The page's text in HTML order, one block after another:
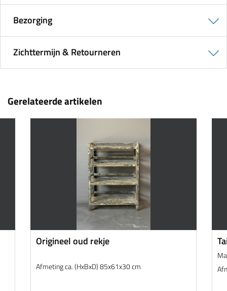
Bezorging
Zichttermijn & Retourneren
Gerelateerde artikelen
Origineel oud rekje
Afmeting ca. (HxBxD) 85x61x30 cm